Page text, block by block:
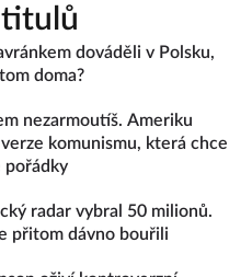
titulů
dováděli v Polsku,
doma?
nezarmoutíš. Ameriku
komunismu, která chce
pořádky
radar vybral 50 milionů.
přitom dávno bouřili